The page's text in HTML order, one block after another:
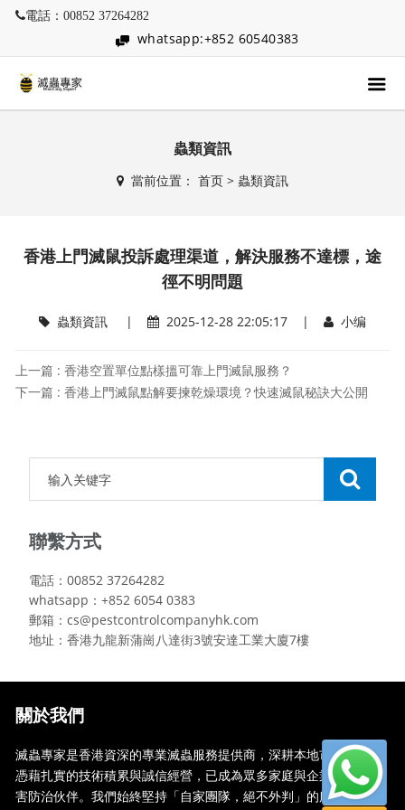
電話：00852 37264282
whatsapp:+852 60540383
蟲類資訊
當前位置： 首页> 蟲類資訊
香港上門滅鼠投訴處理渠道，解決服務不達標，途
徑不明問題
蟲類資訊| 2025-12-28 22:05:17 | 小编
上一篇 : 香港空置單位點樣搵可靠上門滅鼠服務？
下一篇 : 香港上門滅鼠點解要揀乾燥環境？快速滅鼠秘訣大公開
聯繫方式
電話：00852 37264282
whatsapp：+852 6054 0383
郵箱：cs@pestcontrolcompanyhk.com
地址：香港九龍新蒲崗八達街3號安達工業大廈7樓
關於我們
滅蟲專家是香港資深的專業滅蟲服務提供商，深耕本地市場多年，
憑藉扎實的技術積累與誠信經營，已成為眾多家庭與企業信賴的蟲
害防治伙伴。我們始終堅持「自家團隊，絕不外判」的服務承諾